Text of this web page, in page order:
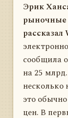
Эрик
рыночные
рассказал
сообщила
на 25
это
цен. В